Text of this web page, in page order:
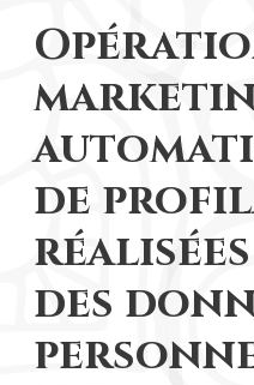
de
réalisées
des